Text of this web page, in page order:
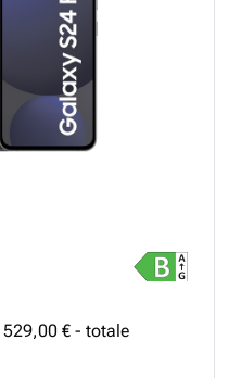
529,00 € - totale